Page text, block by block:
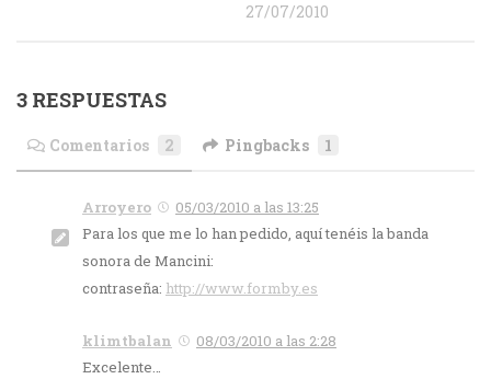
27/07/2010
3 RESPUESTAS
Comentarios 2 Pingbacks 1
Arroyero
05/03/2010 a las 13:25
Para los que me lo han pedido, aquí tenéis la banda
sonora de Mancini:
contraseña: http://www.formby.es
klimtbalan
08/03/2010 a las 2:28
Excelente…